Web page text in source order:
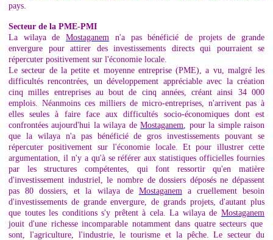
pays.
Secteur de la PME-PMI
La wilaya deMostaganem n'a pas bénéficié de projets de grande
envergure pour attirer des investissements directs qui pourraient se
répercuter positivement sur l'économie locale.
Le secteur de la petite et moyenne entreprise (PME), a vu, malgré les
difficultés rencontrées, un développement appréciable avec la création
cinq milles entreprises au bout de cinq années, créant ainsi 34 000
emplois. Néanmoins ces milliers de micro-entreprises, n'arrivent pas à
elles seules à faire face aux difficultés socio-économiques dont est
confrontées aujourd'hui la wilaya deMostaganem, pour la simple raison
que la wilaya n'a pas bénéficié de gros investissements pouvant se
répercuter positivement sur l'économie locale. Et pour illustrer cette
argumentation, il n'y a qu'à se référer aux statistiques officielles fournies
par les structures compétentes, qui font ressortir qu'en matière
d'investissement industriel, le nombre de dossiers déposés ne dépassent
pas 80 dossiers, et la wilaya de Mostaganema cruellement besoin
d'investissements de grande envergure, de grands projets, d'autant plus
que toutes les conditions s'y prêtent à cela. La wilaya de Mostaganem
jouit d'une richesse incomparable notamment dans quatre secteurs que
sont, l'agriculture, l'industrie, le tourisme et la pêche. Le secteur du